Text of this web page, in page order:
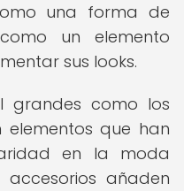
una forma de
un elemento
sus looks.
grandes como los
que han
en la moda
accesorios añaden